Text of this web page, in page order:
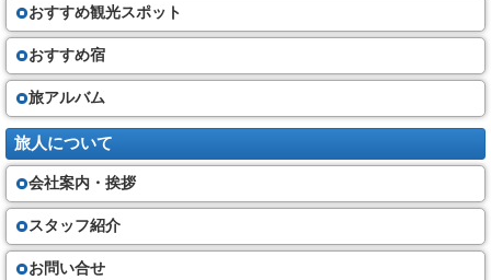
おすすめ観光スポット
おすすめ宿
旅アルバム
旅人について
会社案内・挨拶
スタッフ紹介
お問い合せ